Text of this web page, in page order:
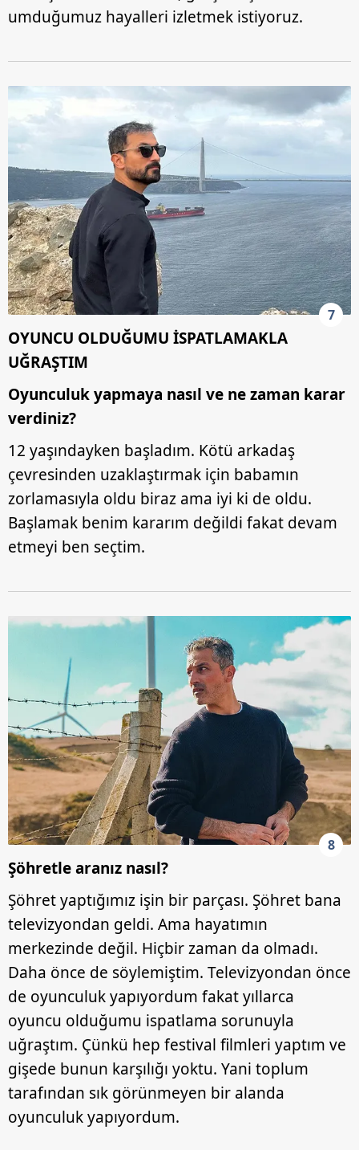
umduğumuz hayalleri izletmek istiyoruz.
7
OYUNCU OLDUĞUMU İSPATLAMAKLA
UĞRAŞTIM
Oyunculuk yapmaya nasıl ve ne zaman karar
verdiniz?
12 yaşındayken başladım. Kötü arkadaş
çevresinden uzaklaştırmak için babamın
zorlamasıyla oldu biraz ama iyi ki de oldu.
Başlamak benim kararım değildi fakat devam
etmeyi ben seçtim.
8
Şöhretle aranız nasıl?
Şöhret yaptığımız işin bir parçası. Şöhret bana
televizyondan geldi. Ama hayatımın
merkezinde değil. Hiçbir zaman da olmadı.
Daha önce de söylemiştim. Televizyondan önce
de oyunculuk yapıyordum fakat yıllarca
oyuncu olduğumu ispatlama sorunuyla
uğraştım. Çünkü hep festival filmleri yaptım ve
gişede bunun karşılığı yoktu. Yani toplum
tarafından sık görünmeyen bir alanda
oyunculuk yapıyordum.